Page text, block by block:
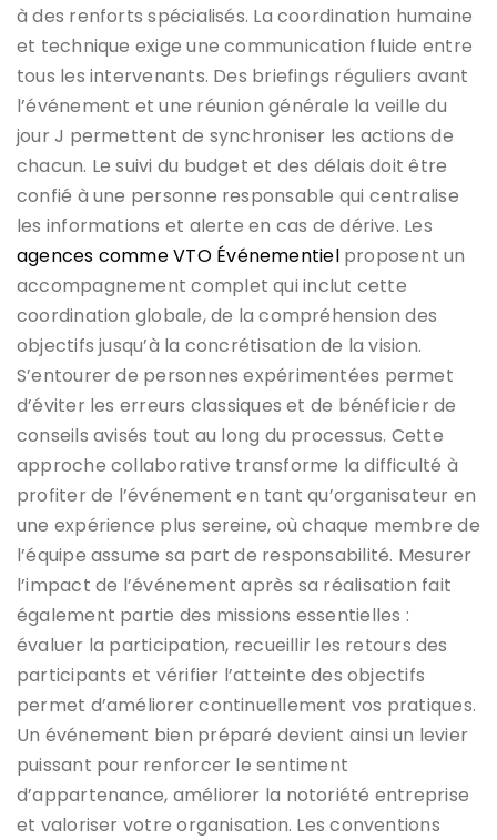
à des renforts spécialisés. La coordination humaine
et technique exige une communication fluide entre
tous les intervenants. Des briefings réguliers avant
l’événement et une réunion générale la veille du
jour J permettent de synchroniser les actions de
chacun. Le suivi du budget et des délais doit être
confié à une personne responsable qui centralise
les informations et alerte en cas de dérive. Les
agences comme VTO Événementielproposent un
accompagnement complet qui inclut cette
coordination globale, de la compréhension des
objectifs jusqu’à la concrétisation de la vision.
S’entourer de personnes expérimentées permet
d’éviter les erreurs classiques et de bénéficier de
conseils avisés tout au long du processus. Cette
approche collaborative transforme la difficulté à
profiter de l’événement en tant qu’organisateur en
une expérience plus sereine, où chaque membre de
l’équipe assume sa part de responsabilité. Mesurer
l’impact de l’événement après sa réalisation fait
également partie des missions essentielles :
évaluer la participation, recueillir les retours des
participants et vérifier l’atteinte des objectifs
permet d’améliorer continuellement vos pratiques.
Un événement bien préparé devient ainsi un levier
puissant pour renforcer le sentiment
d’appartenance, améliorer la notoriété entreprise
et valoriser votre organisation. Les conventions